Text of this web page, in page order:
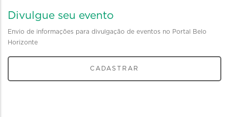
Divulgue seu evento
Envio de informações para divulgação de eventos no Portal Belo
Horizonte
CADASTRAR